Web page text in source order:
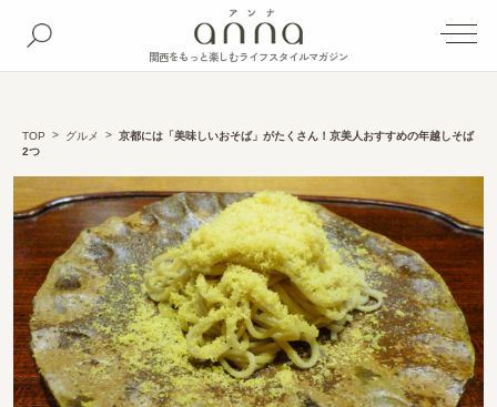
関西をもっと楽しむライフスタイルマガジン
TOP グルメ
京都には「美味しいおそば」がたくさん！京美人おすすめの年越しそば
2つ